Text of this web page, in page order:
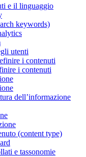
e il linguaggio
keywords)
utenti
i contenuti
i contenuti
dell’informazione
(content type)
e tassonomie